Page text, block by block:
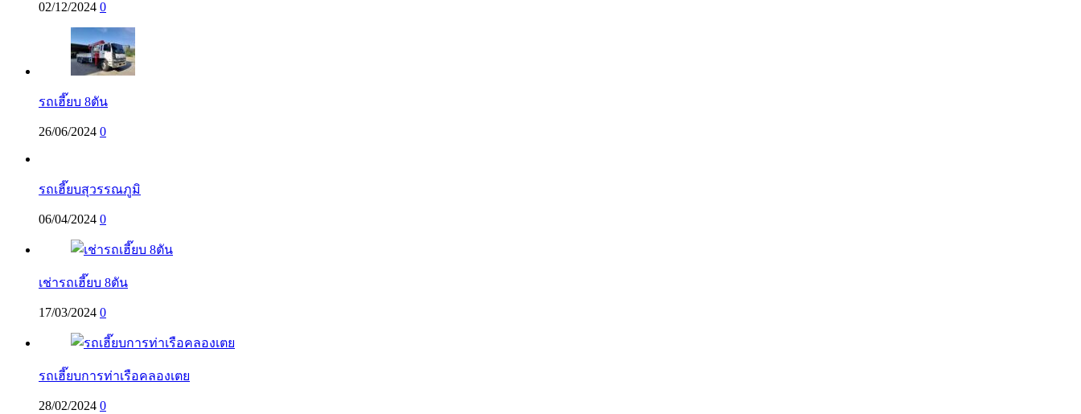
02/12/2024 0
รถเฮี๊ยบ 8ตัน
26/06/2024 0
รถเฮี๊ยบสุวรรณภูมิ
06/04/2024 0
เช่ารถเฮี๊ยบ 8ตัน
17/03/2024 0
รถเฮี๊ยบการท่าเรือคลองเตย
28/02/2024 0